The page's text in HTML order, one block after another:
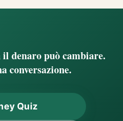
denaro può cambiare.
conversazione.
Quiz